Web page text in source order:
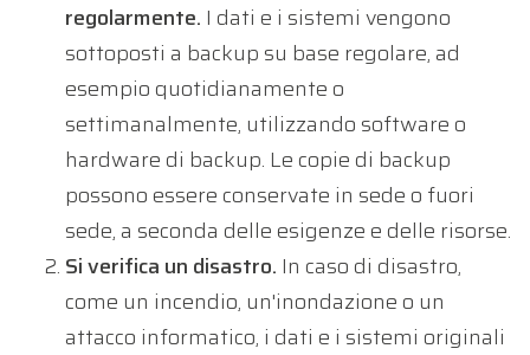
regolarmente. I dati e i sistemi vengono
sottoposti a backup su base regolare, ad
esempio quotidianamente o
settimanalmente, utilizzando software o
hardware di backup. Le copie di backup
possono essere conservate in sede o fuori
sede, a seconda delle esigenze e delle risorse.
Si verifica un disastro. In caso di disastro,
come un incendio, un'inondazione o un
attacco informatico, i dati e i sistemi originali